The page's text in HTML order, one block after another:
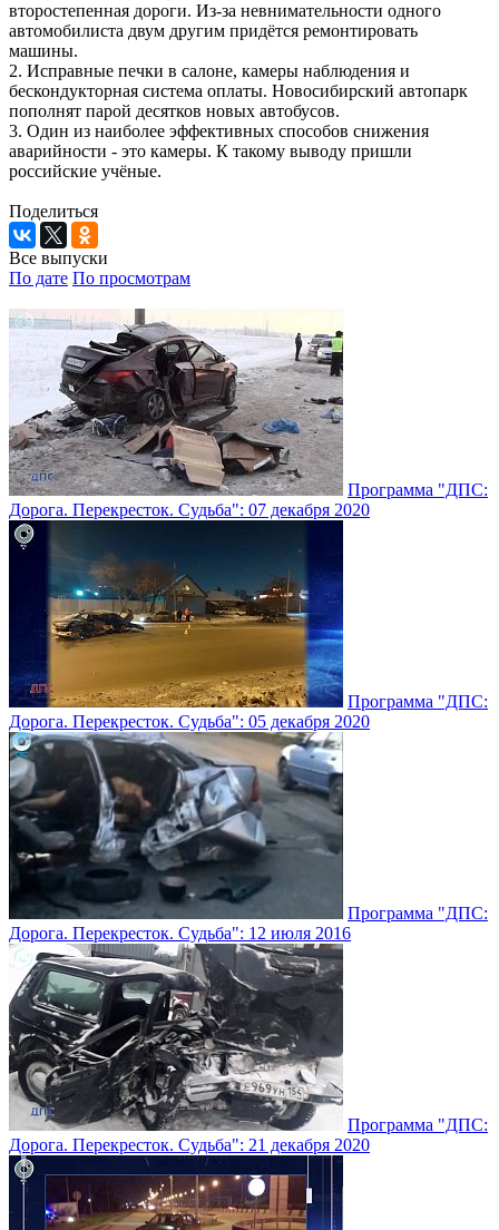
второстепенная дороги. Из-за невнимательности одного
автомобилиста двум другим придётся ремонтировать
машины.
2. Исправные печки в салоне, камеры наблюдения и
бескондукторная система оплаты. Новосибирский автопарк
пополнят парой десятков новых автобусов.
3. Один из наиболее эффективных способов снижения
аварийности - это камеры. К такому выводу пришли
российские учёные.
Поделиться
Все выпуски
По дате По просмотрам
Программа "ДПС:
Дорога. Перекресток. Судьба": 07 декабря 2020
Программа "ДПС:
Дорога. Перекресток. Судьба": 05 декабря 2020
Программа "ДПС:
Дорога. Перекресток. Судьба": 12 июля 2016
Программа "ДПС:
Дорога. Перекресток. Судьба": 21 декабря 2020